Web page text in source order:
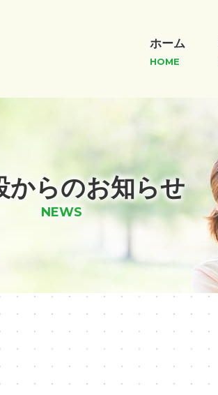
ホーム
HOME
からのお知らせ
NEWS